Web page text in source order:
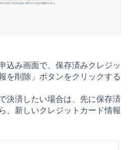
込み画面で、保存済みクレジッ
を削除」ボタンをクリックする
決済したい場合は、先に保存済
、新しいクレジットカード情報